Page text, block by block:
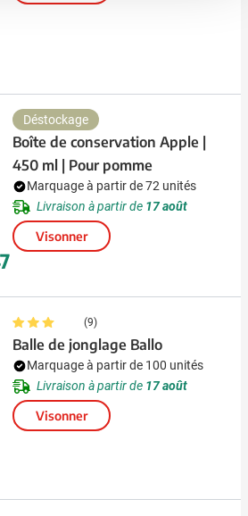
Déstockage
Boîte de conservation Apple |
450 ml | Pour pomme
Marquage à partir de 72 unités
Livraison à partir de 17 août
Visonner
(9)
Balle de jonglage Ballo
Marquage à partir de 100 unités
Livraison à partir de 17 août
Visonner